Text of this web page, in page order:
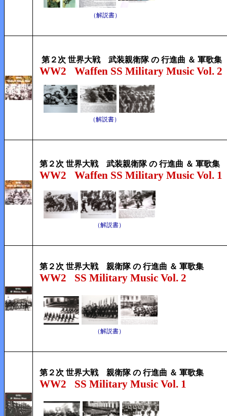
（解説書）
第２次 世界大戦 武装親衛隊 の 行進曲 ＆ 軍歌集
WW2 Waffen SS Military Music Vol. 2
（解説書）
第２次 世界大戦 武装親衛隊 の 行進曲 ＆ 軍歌集
WW2 Waffen SS Military Music Vol. 1
（解説書）
第２次 世界大戦 親衛隊 の 行進曲 ＆ 軍歌集
WW2 SS Military Music Vol. 2
（解説書）
第２次 世界大戦 親衛隊 の 行進曲 ＆ 軍歌集
WW2 SS Military Music Vol. 1